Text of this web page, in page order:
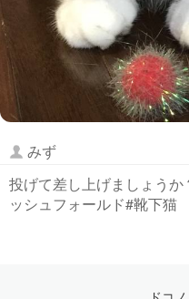
みず
投げて差し上げましょう
ッシュフォールド#靴下猫